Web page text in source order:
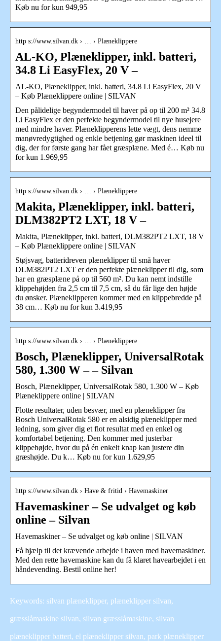
Køb nu for kun 949,95
http s://www.silvan.dk › … › Plæneklippere
AL-KO, Plæneklipper, inkl. batteri,
34.8 Li EasyFlex, 20 V –
AL-KO, Plæneklipper, inkl. batteri, 34.8 Li EasyFlex, 20 V
– Køb Plæneklippere online | SILVAN
Den pålidelige begyndermodel til haver på op til 200 m² 34.8
Li EasyFlex er den perfekte begyndermodel til nye husejere
med mindre haver. Plæneklipperens lette vægt, dens nemme
manøvredygtighed og enkle betjening gør maskinen ideel til
dig, der for første gang har fået græsplæne. Med é… Køb nu
for kun 1.969,95
http s://www.silvan.dk › … › Plæneklippere
Makita, Plæneklipper, inkl. batteri,
DLM382PT2 LXT, 18 V –
Makita, Plæneklipper, inkl. batteri, DLM382PT2 LXT, 18 V
– Køb Plæneklippere online | SILVAN
Støjsvag, batteridreven plæneklipper til små haver
DLM382PT2 LXT er den perfekte plæneklipper til dig, som
har en græsplæne på op til 560 m². Du kan nemt indstille
klippehøjden fra 2,5 cm til 7,5 cm, så du får lige den højde
du ønsker. Plæneklipperen kommer med en klippebredde på
38 cm… Køb nu for kun 3.419,95
http s://www.silvan.dk › … › Plæneklippere
Bosch, Plæneklipper, UniversalRotak
580, 1.300 W – – Silvan
Bosch, Plæneklipper, UniversalRotak 580, 1.300 W – Køb
Plæneklippere online | SILVAN
Flotte resultater, uden besvær, med en plæneklipper fra
Bosch UniversalRotak 580 er en alsidig plæneklipper med
ledning, som giver dig et flot resultat med en enkel og
komfortabel betjening. Den kommer med justerbar
klippehøjde, hvor du på én enkelt knap kan justere din
græshøjde. Du k… Køb nu for kun 1.629,95
http s://www.silvan.dk › Have & fritid › Havemaskiner
Havemaskiner – Se udvalget og køb
online – Silvan
Havemaskiner – Se udvalget og køb online | SILVAN
Få hjælp til det krævende arbejde i haven med havemaskiner.
Med den rette havemaskine kan du få klaret havearbejdet i en
håndevending. Bestil online her!
Keywords: silvan plæneklipper, plæneklipper silvan,
græsslåmaskine silvan, silvan græsslåmaskine, silvan
plæneklipper batteri, el plæneklipper silvan, park plæneklipper